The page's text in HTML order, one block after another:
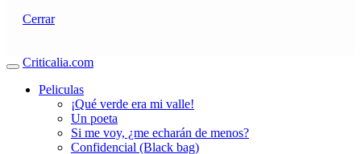
Cerrar
Criticalia.com
Peliculas
¡Qué verde era mi valle!
Un poeta
Si me voy, ¿me echarán de menos?
Confidencial (Black bag)